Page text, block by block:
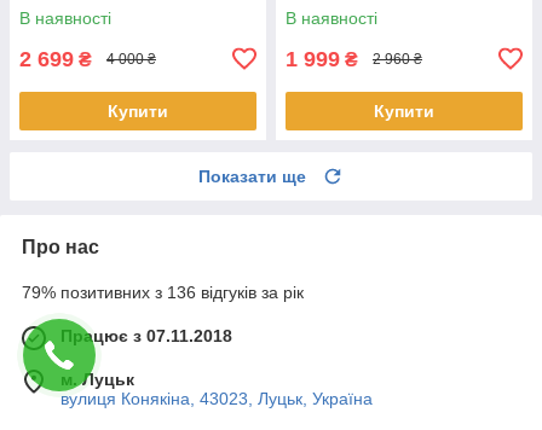
В наявності
2 699 ₴ 4 000 ₴
Купити
В наявності
1 999 ₴ 2 960 ₴
Купити
Показати ще
Про нас
79% позитивних з 136 відгуків за рік
Працює з 07.11.2018
м. Луцьк
вулиця Конякіна, 43023, Луцьк, Україна